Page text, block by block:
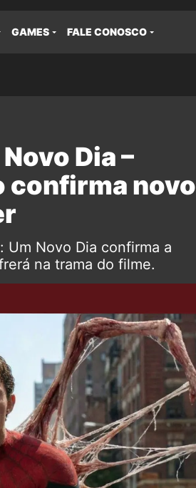
GAMES FALE CONOSCO
Dia –
confirma novo
Um Novo Dia confirma a
na trama do filme.